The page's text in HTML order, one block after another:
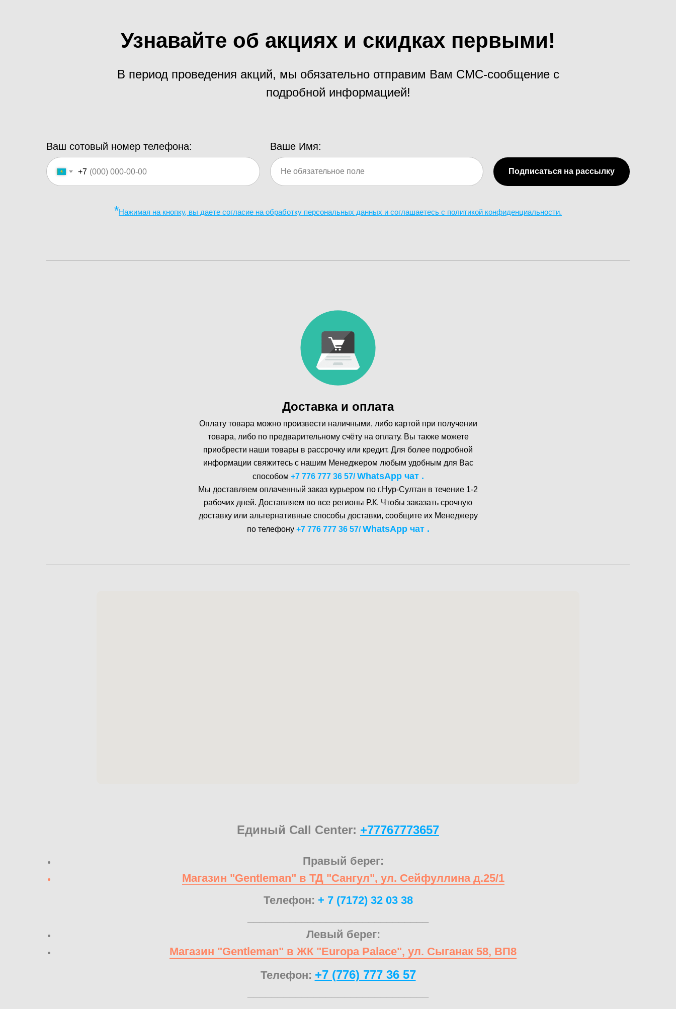
Узнавайте об акциях и скидках первыми!
В период проведения акций, мы обязательно отправим Вам СМС-сообщение с
подробной информацией!
Ваш сотовый номер телефона:
+7
Ваше Имя:
Подписаться на рассылку
*Нажимая на кнопку, вы даете согласие на обработку персональных данных и соглашаетесь c политикой конфиденциальности.
Доставка и оплата
Оплату товара можно произвести наличными, либо картой при получении
товара, либо по предварительному счёту на оплату. Вы также можете
приобрести наши товары в рассрочку или кредит. Для более подробной
информации свяжитесь с нашим Менеджером любым удобным для Вас
способом +7 776 777 36 57/WhatsA pp чат .
Мы доставляем оплаченный заказ курьером по г.Нур-Cултан в течение 1-2
рабочих дней. Доставляем во все регионы Р.К. Чтобы заказать срочную
доставку или альтернативные способы доставки, сообщите их Менеджеру
по телефону +7 776 777 36 57/WhatsA pp чат .
Единый Call Center: +77767773657
Правый берег:
Магазин "Gentleman" в ТД "Сангул", ул. Сейфуллина д.25/1
Телефон: + 7 (7172) 32 03 38
Левый берег:
Магазин "Gentleman" в ЖК "Europa Palace", ул. Сыганак 58, ВП8
Телефон: +7 (776) 777 36 57